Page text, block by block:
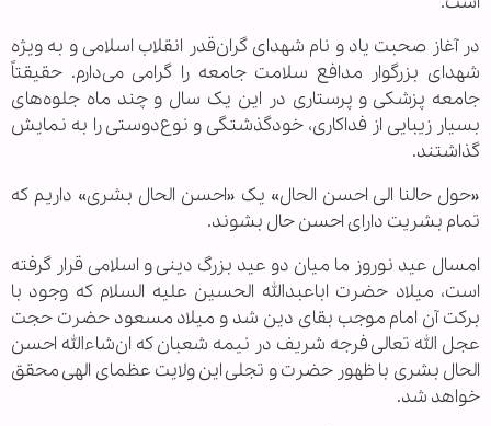
در آغاز صحبت یاد و نام شهدای گران‌قدر انقلاب اسلامی و به ویژه
شهدای بزرگوار مدافع سلامت جامعه را گرامی می‌دارم. حقیقتاً
جامعه پزشکی و پرستاری در این یک سال و چند ماه جلوه‌ها‌ی
بسیار زیبایی از فداکاری، خودگذشتگی و نوع‌دوستی را به نمایش
گذاشتند.
«حول حالنا الی احسن الحال» یک «احسن الحال بشری» داریم که
تمام بشریت دارای احسن حال بشوند.
امسال عید نوروز ما میان دو عید بزرگ دینی و اسلامی قرار گرفته
است، میلاد حضرت اباعبدالله الحسین علیه السلام که وجود با
برکت آن امام موجب بقای دین شد و میلاد مسعود حضرت حجت
عجل الله تعالی فرجه شریف در نیمه شعبان که ان‌شاءالله احسن
الحال بشری با ظهور حضرت و تجلی این ولایت عظمای الهی محقق
خواهد شد.